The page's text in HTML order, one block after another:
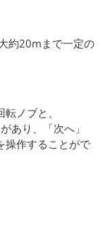
約20mまで一定の
ノブと、
あり、「次へ」
操作することがで